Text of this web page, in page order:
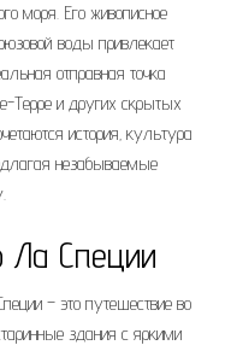
моря. Его живописное
воды привлекает
отправная точка
Терре и других скрытых
история‚ культура
незабываемые
Ла Специи
– это путешествие во
здания с яркими